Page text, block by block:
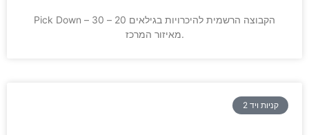
Pick Down – הקבוצה הרשמית להיכרויות בגילאים 20 – 30
מאיזור המרכז.
קניות ויד 2